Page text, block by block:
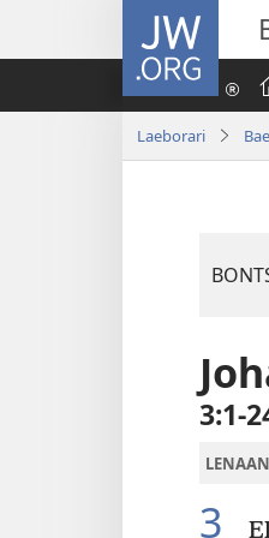
JW.ORG
Laeborari
3:1-
3